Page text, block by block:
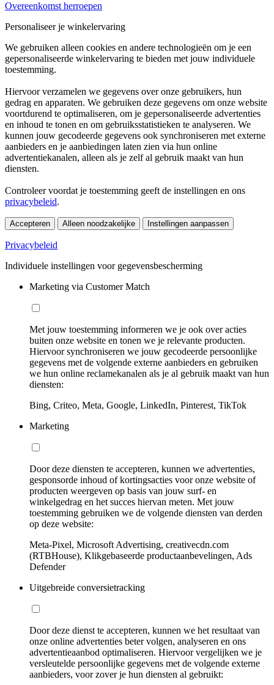
Overeenkomst herroepen
Personaliseer je winkelervaring
We gebruiken alleen cookies en andere technologieën om je een
gepersonaliseerde winkelervaring te bieden met jouw individuele
toestemming.
Hiervoor verzamelen we gegevens over onze gebruikers, hun
gedrag en apparaten. We gebruiken deze gegevens om onze website
voortdurend te optimaliseren, om je gepersonaliseerde advertenties
en inhoud te tonen en om gebruiksstatistieken te analyseren. We
kunnen jouw gecodeerde gegevens ook synchroniseren met externe
aanbieders en je aanbiedingen laten zien via hun online
advertentiekanalen, alleen als je zelf al gebruik maakt van hun
diensten.
Controleer voordat je toestemming geeft de instellingen en ons
privacybeleid.
Accepteren Alleen noodzakelijke Instellingen aanpassen
Privacybeleid
Individuele instellingen voor gegevensbescherming
Marketing via Customer Match
Met jouw toestemming informeren we je ook over acties
buiten onze website en tonen we je relevante producten.
Hiervoor synchroniseren we jouw gecodeerde persoonlijke
gegevens met de volgende externe aanbieders en gebruiken
we hun online reclamekanalen als je al gebruik maakt van hun
diensten:
Bing, Criteo, Meta, Google, LinkedIn, Pinterest, TikTok
Marketing
Door deze diensten te accepteren, kunnen we advertenties,
gesponsorde inhoud of kortingsacties voor onze website of
producten weergeven op basis van jouw surf- en
winkelgedrag en het succes hiervan meten. Met jouw
toestemming gebruiken we de volgende diensten van derden
op deze website:
Meta-Pixel, Microsoft Advertising, creativecdn.com
(RTBHouse), Klikgebaseerde productaanbevelingen, Ads
Defender
Uitgebreide conversietracking
Door deze dienst te accepteren, kunnen we het resultaat van
onze online advertenties beter volgen, analyseren en ons
advertentieaanbod optimaliseren. Hiervoor vergelijken we je
versleutelde persoonlijke gegevens met de volgende externe
aanbieders, voor zover je hun diensten al gebruikt: